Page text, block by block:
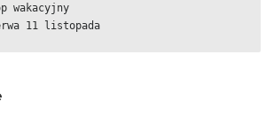
wakacyjny
11 listopada